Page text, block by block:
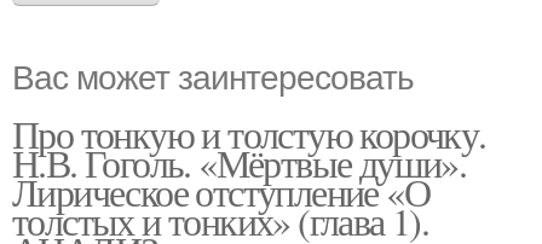
Вас может заинтересовать
Про тонкую и толстую корочку.
Н.В. Гоголь. «Мёртвые души».
Лирическое отступление «О
толстых и тонких» (глава 1).